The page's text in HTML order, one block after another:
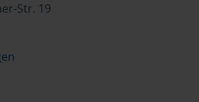
Str. 19